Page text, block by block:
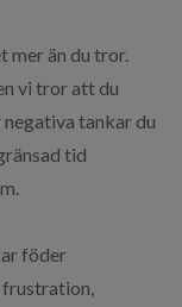
mer än du tror.
vi tror att du
tankar du
tid
föder